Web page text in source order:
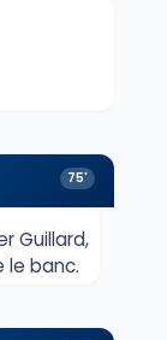
75'
Guillard,
le banc.